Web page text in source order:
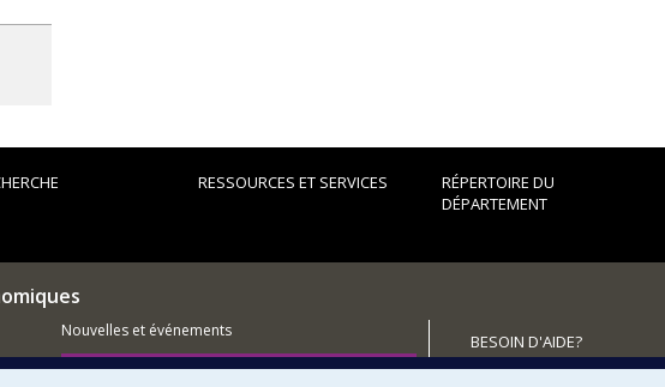
RESSOURCES ET SERVICES
RÉPERTOIRE DU
DÉPARTEMENT
Nouvelles et événements
Comment soutenir le Département?
BESOIN D'AIDE?
Plan du site